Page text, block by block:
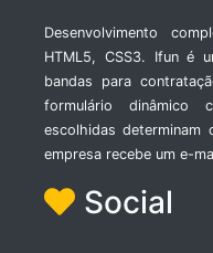
Desenvolvimento
HTML5, CSS3. Ifun é
bandas para
formulário dinâmico
escolhidas
empresa recebe um e-
Social